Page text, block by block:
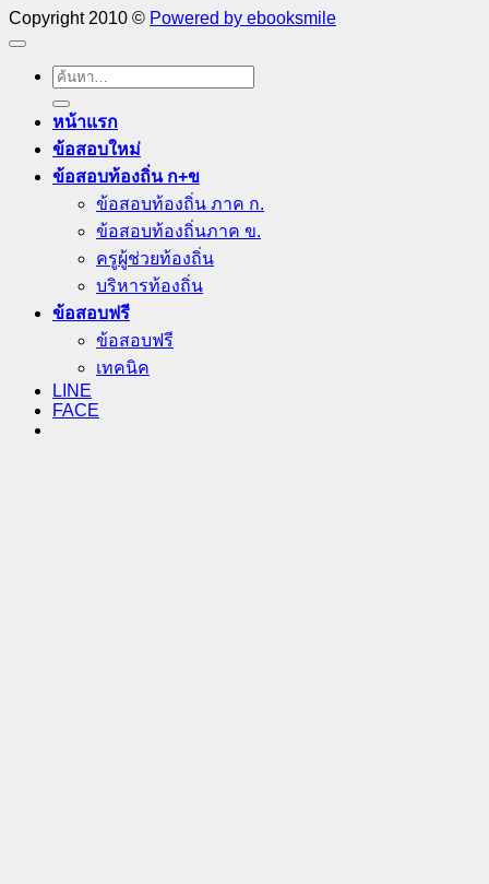
Copyright 2010 © Powered by ebooksmile
ค้นหา:
หน้าแรก
ข้อสอบใหม่
ข้อสอบท้องถิ่น ก+ข
ข้อสอบท้องถิ่น ภาค ก.
ข้อสอบท้องถิ่นภาค ข.
ครูผู้ช่วยท้องถิ่น
บริหารท้องถิ่น
ข้อสอบฟรี
ข้อสอบฟรี
เทคนิค
LINE
FACE